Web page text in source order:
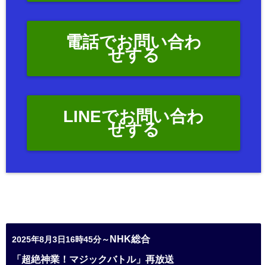
電話でお問い合わ
せする
LINEでお問い合わ
せする
2025年8月3日16時45分～ NHK総合
「超絶神業！マジックバトル」再放送